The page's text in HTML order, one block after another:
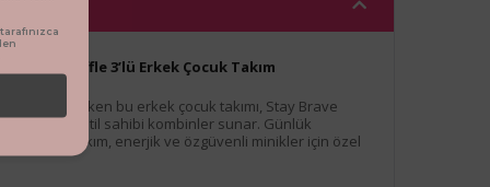
Waffle 3’lü Erkek Çocuk Takım
dikkat çeken bu erkek çocuk takımı, Stay Brave
yapısıyla stil sahibi kombinler sunar. Günlük
bu 3’lü takım, enerjik ve özgüvenli minikler için özel